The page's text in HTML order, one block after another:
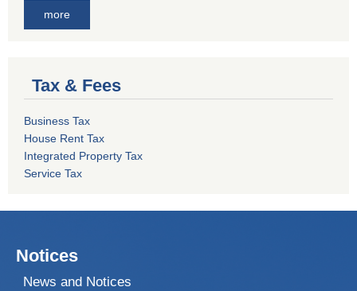
more
Tax & Fees
Business Tax
House Rent Tax
Integrated Property Tax
Service Tax
Notices
News and Notices